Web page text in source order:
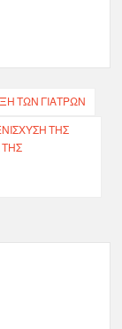
ΤΩΝ ΓΙΑΤΡΩΝ
ΤΗΣ
ΤΗΣ